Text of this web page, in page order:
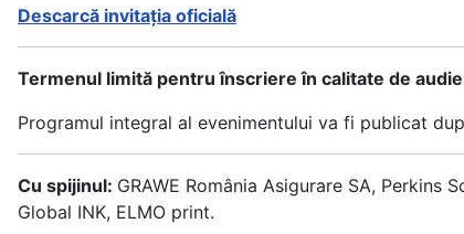
Descarcă invitația oficială
Termenul limită pentru înscriere în calitate de
Programul integral al evenimentului va fi publicat
Cu spijinul: GRAWE România Asigurare SA, Perkins
Global INK, ELMO print.